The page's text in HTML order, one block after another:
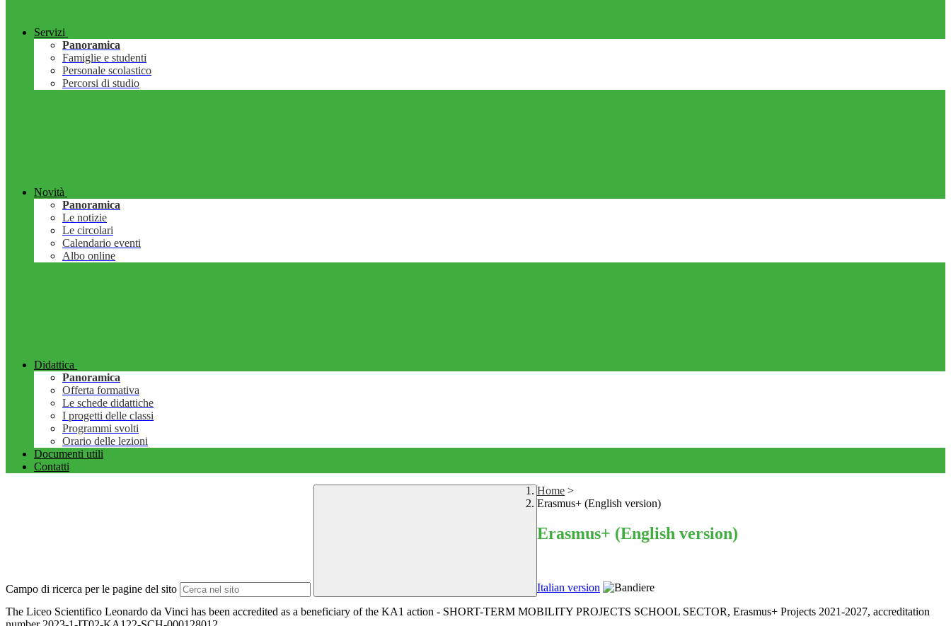
Servizi
Panoramica
Famiglie e studenti
Personale scolastico
Percorsi di studio
Novità
Panoramica
Le notizie
Le circolari
Calendario eventi
Albo online
Didattica
Panoramica
Offerta formativa
Le schede didattiche
I progetti delle classi
Programmi svolti
Orario delle lezioni
Documenti utili
Contatti
Campo di ricerca per le pagine del sito
Home >
Erasmus+ (English version)
Erasmus+ (English version)
Italian version
The Liceo Scientifico Leonardo da Vinci has been accredited as a beneficiary of the KA1 action - SHORT-TERM MOBILITY PROJECTS SCHOOL SECTOR, Erasmus+ Projects 2021-2027, accreditation